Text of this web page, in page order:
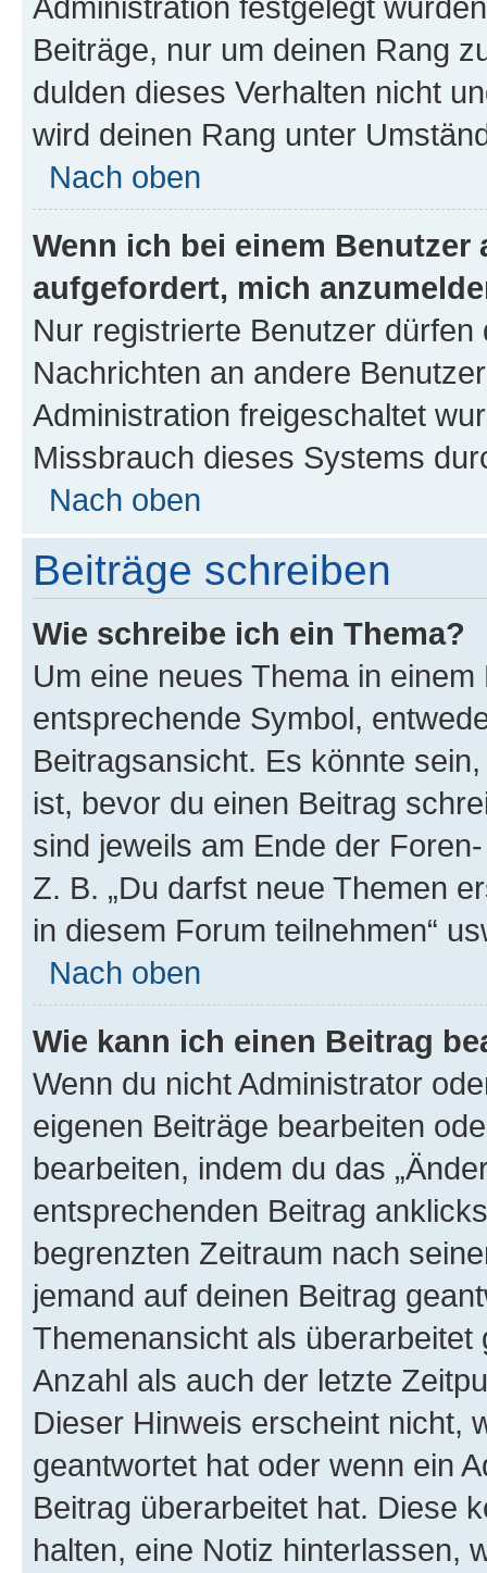
Beiträge, nur um deinen Rang
dulden dieses Verhalten nicht
wird deinen Rang unter
Nach oben
Wenn ich bei einem
aufgefordert, mich
Nur registrierte Benutzer
Nachrichten an andere
Administration freigeschaltet
Missbrauch dieses Systems
Nach oben
Beiträge schreiben
Wie schreibe ich ein Thema?
Um eine neues Thema in
entsprechende Symbol,
Beitragsansicht. Es könnte
ist, bevor du einen Beitrag
sind jeweils am Ende der
Z. B. „Du darfst neue Themen
in diesem Forum teilnehmen“
Nach oben
Wie kann ich einen Beitrag
Wenn du nicht Administrator
eigenen Beiträge bearbeiten
bearbeiten, indem du das
entsprechenden Beitrag
begrenzten Zeitraum nach
jemand auf deinen Beitrag
Themenansicht als
Anzahl als auch der letzte
Dieser Hinweis erscheint nicht,
geantwortet hat oder wenn ein
Beitrag überarbeitet hat. Diese
halten, eine Notiz hinterlassen,